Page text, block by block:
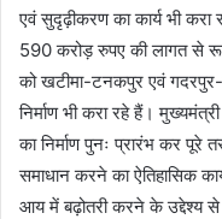
एवं सुदृढ़ीकरण का कार्य भी
590 करोड़ रुपए की लागत से
को खटीमा-टनकपुर एवं
निर्माण भी करा रहे हैं।
का निर्माण पुनः प्रारंभ कर पूरे
समाधान करने का ऐतिहासिक
आय में बढ़ोतरी करने के उद्देश्य